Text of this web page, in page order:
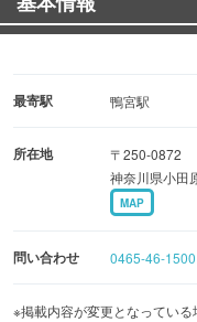
最寄駅 鴨宮駅
所在地
〒250-0872
神奈川県小田
MAP
問い合わせ 0465-46-1500
※掲載内容が変更となってい